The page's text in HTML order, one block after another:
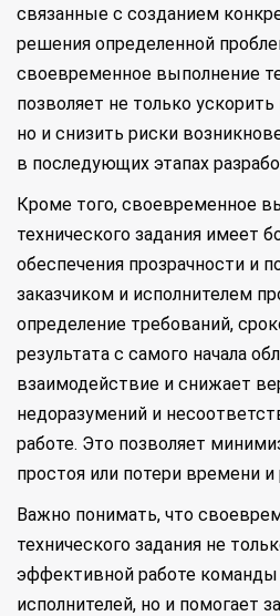
связанные с созданием
решения определенной
своевременное выполнение
позволяет не только
но и снизить риски
в последующих этапах
Кроме того, своевременное
технического задания имеет
обеспечения прозрачности и
заказчиком и исполнителем
определение требований,
результата с самого начала
взаимодействие и снижает
недоразумений и
работе. Это позволяет
простоя или потери времени и
Важно понимать, что
технического задания не
эффективной работе команды
исполнителей, но и помогает